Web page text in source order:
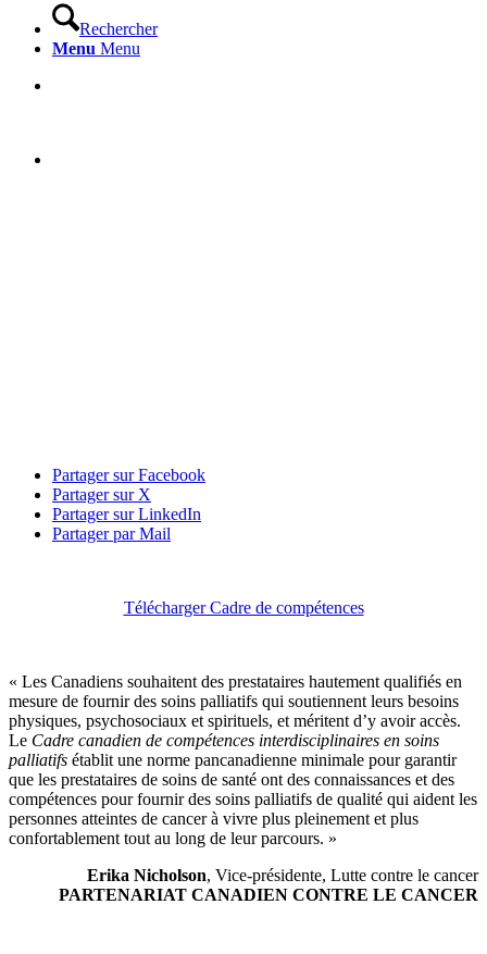
Rechercher
Menu Menu
Partager sur Facebook
Partager sur X
Partager sur LinkedIn
Partager par Mail
Télécharger Cadre de compétences
« Les Canadiens souhaitent des prestataires hautement qualifiés en
mesure de fournir des soins palliatifs qui soutiennent leurs besoins
physiques, psychosociaux et spirituels, et méritent d’y avoir accès.
Le Cadre canadien de compétences interdisciplinaires en soins
palliatifs établit une norme pancanadienne minimale pour garantir
que les prestataires de soins de santé ont des connaissances et des
compétences pour fournir des soins palliatifs de qualité qui aident les
personnes atteintes de cancer à vivre plus pleinement et plus
confortablement tout au long de leur parcours. »
Erika Nicholson, Vice-présidente, Lutte contre le cancer
PARTENARIAT CANADIEN CONTRE LE CANCER